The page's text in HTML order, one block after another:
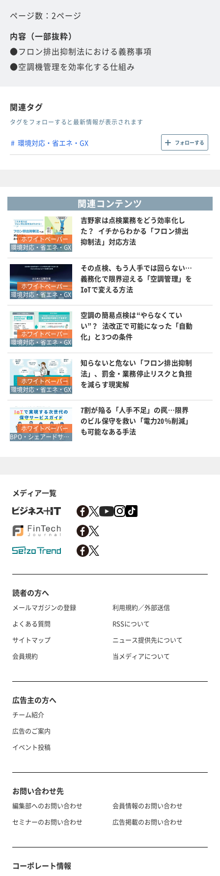
ページ数：2ページ
内容（一部抜粋）
●フロン排出抑制法における義務事項
●空調機管理を効率化する仕組み
関連タグ
タグをフォローすると最新情報が表示されます
環境対応・省エネ・GX フォローする
関連コンテンツ
ホワイトペーパー
環境対応・省エネ・GX
吉野家は点検業務をどう効率化し
た？ イチからわかる「フロン排出
抑制法」対応方法
ホワイトペーパー
環境対応・省エネ・GX
その点検、もう人手では回らない…
義務化で限界迎える「空調管理」を
IoTで変える方法
ホワイトペーパー
環境対応・省エネ・GX
空調の簡易点検は“やらなくてい
い”？ 法改正で可能になった「自動
化」と3つの条件
ホワイトペーパー
環境対応・省エネ・GX
知らないと危ない「フロン排出抑制
法」、罰金・業務停止リスクと負担
を減らす現実解
ホワイトペーパー
BPO・シェアードサービス
7割が陥る「人手不足」の罠…限界
のビル保守を救い「電力20％削減」
も可能なある手法
メディア一覧
読者の方へ
メールマガジンの登録
よくある質問
サイトマップ
会員規約
利用規約／外部送信
RSSについて
ニュース提供先について
当メディアについて
広告主の方へ
チーム紹介
広告のご案内
イベント投稿
お問い合わせ先
編集部へのお問い合わせ
セミナーのお問い合わせ
会員情報のお問い合わせ
広告掲載のお問い合わせ
コーポレート情報